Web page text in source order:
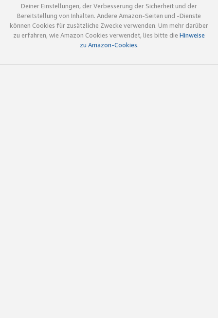
Deiner Einstellungen, der Verbesserung der Sicherheit und der
Bereitstellung von Inhalten. Andere Amazon-Seiten und -Dienste
können Cookies für zusätzliche Zwecke verwenden. Um mehr darüber
zu erfahren, wie Amazon Cookies verwendet, lies bitte die Hinweise
zu Amazon-Cookies.